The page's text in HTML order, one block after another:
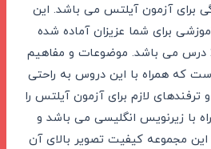
برای آزمون آیلتس می باشد. این
3 بخش آموزشی برای شما عزیزان آماده شده
که هر بخش دارای 26 درس می باشد. موضوعات و مفاهیم
که همراه با این دروس به راحتی
لازم برای آزمون آیلتس را
با زیرنویس انگلیسی می باشد و
مجموعه کیفیت تصویر بالای آن